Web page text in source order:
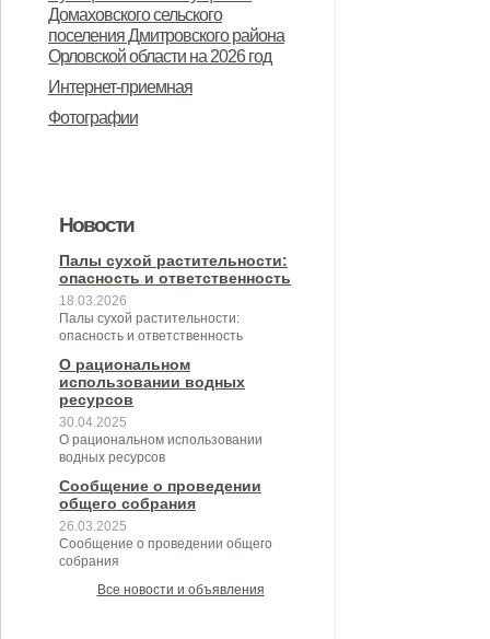
предназначенного для
предоставления во владение и
(или) пользование на
долгосрочной основе (в том числе
среднего предпринимательства и
организациям, образующим
субъектов малого и среднего
предпринимательства» (с
изменениями от 26.04.2022 № 30/9-
сс)
Дмитровского района Орловской
области в целях осуществления
сельского поселения
Домаховского сельского
поселения Дмитровского района
Орловской области на 2026 год
Интернет-приемная
Фотографии
Новости
Палы сухой растительности:
опасность и ответственность
18.03.2026
Палы сухой растительности:
опасность и ответственность
О рациональном
использовании водных
ресурсов
30.04.2025
О рациональном использовании
водных ресурсов
Сообщение о проведении
общего собрания
26.03.2025
Сообщение о проведении общего
собрания
Все новости и объявления